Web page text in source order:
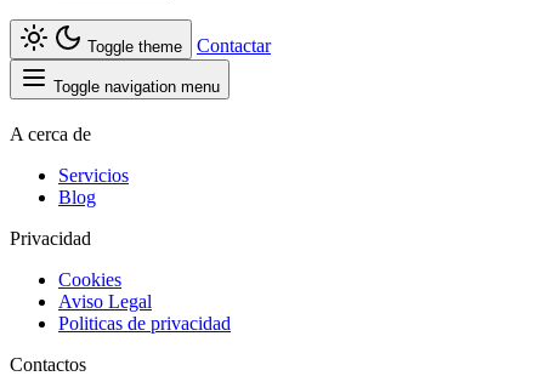
Toggle theme Contactar
Toggle navigation menu
A cerca de
Servicios
Blog
Privacidad
Cookies
Aviso Legal
Politicas de privacidad
Contactos